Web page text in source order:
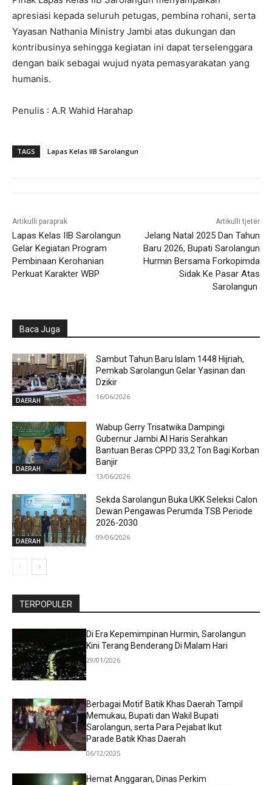
apresiasi kepada seluruh petugas, pembina rohani, serta
Yayasan Nathania Ministry Jambi atas dukungan dan
kontribusinya sehingga kegiatan ini dapat terselenggara
dengan baik sebagai wujud nyata pemasyarakatan yang
humanis.
Penulis : A.R Wahid Harahap
TAGS Lapas Kelas IIB Sarolangun
Artikulli paraprak
Lapas Kelas IIB Sarolangun
Gelar Kegiatan Program
Pembinaan Kerohanian
Perkuat Karakter WBP
Artikulli tjetër
Jelang Natal 2025 Dan Tahun
Baru 2026, Bupati Sarolangun
Hurmin Bersama Forkopimda
Sidak Ke Pasar Atas
Sarolangun
Baca Juga
DAERAH
Sambut Tahun Baru Islam 1448 Hijriah,
Pemkab Sarolangun Gelar Yasinan dan
Dzikir
16/06/2026
DAERAH
Wabup Gerry Trisatwika Dampingi
Gubernur Jambi Al Haris Serahkan
Bantuan Beras CPPD 33,2 Ton Bagi Korban
Banjir
13/06/2026
DAERAH
Sekda Sarolangun Buka UKK Seleksi Calon
Dewan Pengawas Perumda TSB Periode
2026-2030
09/06/2026
TERPOPULER
Di Era Kepemimpinan Hurmin, Sarolangun
Kini Terang Benderang Di Malam Hari
29/01/2026
Berbagai Motif Batik Khas Daerah Tampil
Memukau, Bupati dan Wakil Bupati
Sarolangun, serta Para Pejabat Ikut
Parade Batik Khas Daerah
06/12/2025
Hemat Anggaran, Dinas Perkim